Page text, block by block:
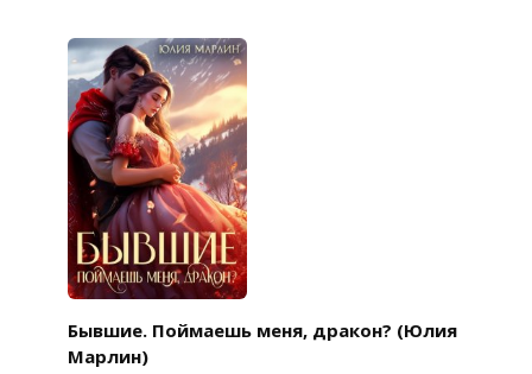
Бывшие. Поймаешь меня, дракон? (Юлия
Марлин)